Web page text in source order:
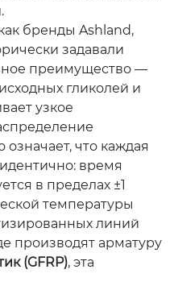
бренды Ashland,
задавали
преимущество —
гликолей и
узкое
что каждая
время
в пределах ±1
температуры
линий
производят арматуру
(GFRP), эта